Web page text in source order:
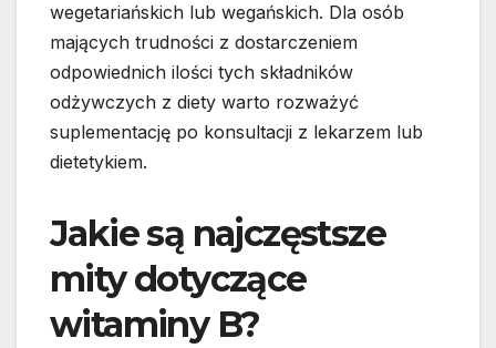
wegetariańskich lub wegańskich. Dla osób
mających trudności z dostarczeniem
odpowiednich ilości tych składników
odżywczych z diety warto rozważyć
suplementację po konsultacji z lekarzem lub
dietetykiem.
Jakie są najczęstsze
mity dotyczące
witaminy B?